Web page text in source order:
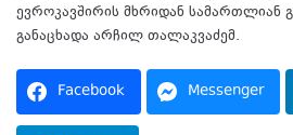
ევროკავშირის მხრიდან სამართლიან
განაცხადა არჩილ თალაკვაძემ.
Facebook Messenger